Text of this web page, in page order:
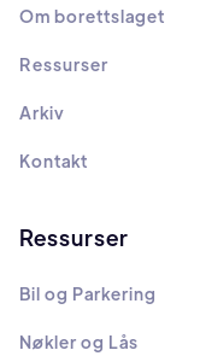
Om borettslaget
Ressurser
Arkiv
Kontakt
Ressurser
Bil og Parkering
Nøkler og Lås